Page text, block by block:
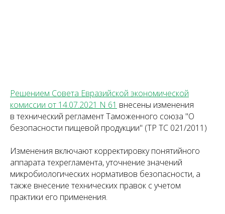
Решением Совета Евразийской экономической
комиссии от 14.07.2021 N 61 внесены изменения
в технический регламент Таможенного союза "О
безопасности пищевой продукции" (ТР ТС 021/2011)
Изменения включают корректировку понятийного
аппарата техрегламента, уточнение значений
микробиологических нормативов безопасности, а
также внесение технических правок с учетом
практики его применения.